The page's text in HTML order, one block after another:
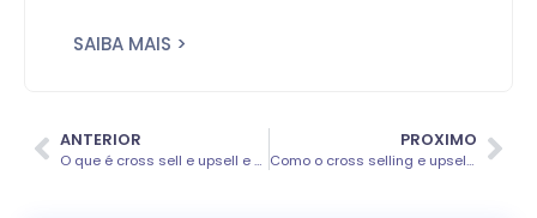
SAIBA MAIS >
ANTERIOR
O que é cross sell e upsell e como usar essas estratégias?
PROXIMO
Como o cross selling e upselling podem reduzir o abandono de carrinho no e-commerce